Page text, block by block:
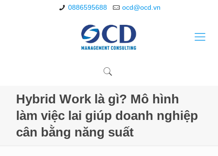
0886595688 ocd@ocd.vn
Hybrid Work là gì? Mô hình
làm việc lai giúp doanh nghiệp
cân bằng năng suất